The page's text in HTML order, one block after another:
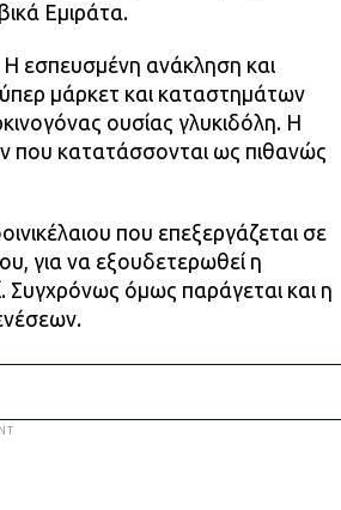
Εμιράτα.
εσπευσμένη ανάκληση και
μάρκετ και καταστημάτων
ουσίας γλυκιδόλη. Η
που κατατάσσονται ως πιθανώς
που επεξεργάζεται σε
για να εξουδετερωθεί η
Συγχρόνως όμως παράγεται και η